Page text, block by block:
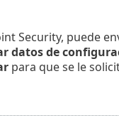
Security, puede
datos de
para que se le